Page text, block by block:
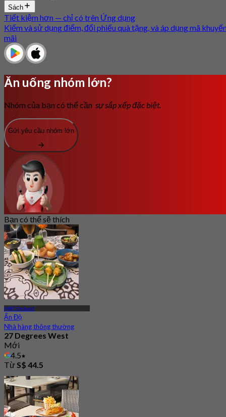
Sách
Tiết kiệm hơn — chỉ có trên Ứng dụng
Kiếm và sử dụng điểm, đổi phiếu quà tặng, và áp dụng mã
mãi
Ăn uống nhóm lớn?
Nhóm của bạn có thể cần sự sắp xếp đặc biệt.
Gửi yêu cầu nhóm lớn
Bạn có thể sẽ thích
MRT Orchard
Ấn Độ
Nhà hàng thông thường
27 Degrees West
Mới
4.5
Từ S$ 44.5